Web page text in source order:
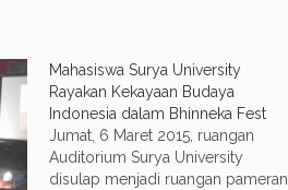
Mahasiswa Surya University
Rayakan Kekayaan Budaya
Indonesia dalam Bhinneka Fest
Jumat, 6 Maret 2015, ruangan
Auditorium Surya University
disulap menjadi ruangan pameran